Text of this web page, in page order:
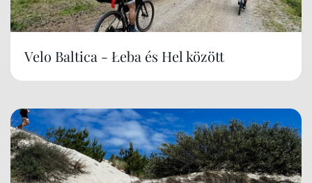
Velo Baltica - Łeba és Hel között